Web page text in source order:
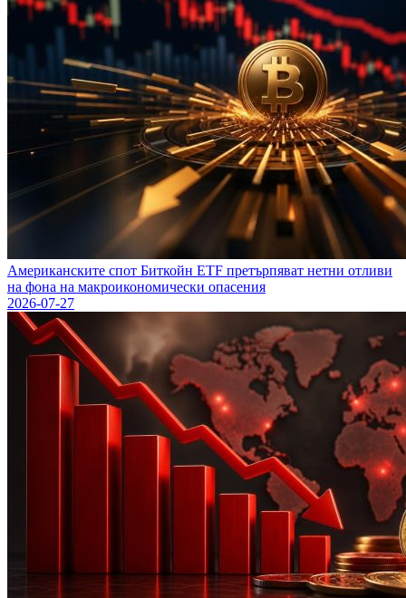
Американските спот Биткойн ETF претърпяват нетни отливи
на фона на макроикономически опасения
2026-07-27